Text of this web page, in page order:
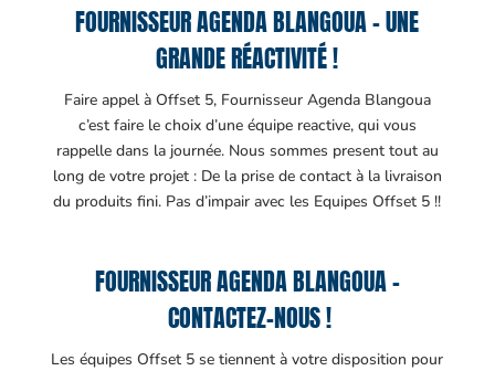
FOURNISSEUR AGENDA BLANGOUA – UNE
GRANDE RÉACTIVITÉ !
Faire appel à Offset 5, Fournisseur Agenda Blangoua
c’est faire le choix d’une équipe reactive, qui vous
rappelle dans la journée. Nous sommes present tout au
long de votre projet : De la prise de contact à la livraison
du produits fini. Pas d’impair avec les Equipes Offset 5 !!
FOURNISSEUR AGENDA BLANGOUA –
CONTACTEZ-NOUS !
Les équipes Offset 5 se tiennent à votre disposition pour